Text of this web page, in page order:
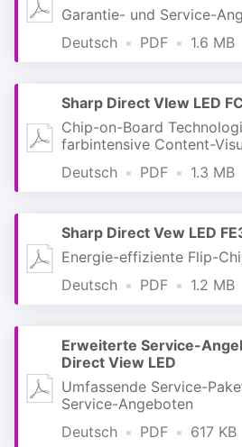
Garantie- und Service-
Deutsch
PDF 1.6 MB
Sharp Direct VIew LED
Chip-on-Board
farbintensive Content-
Deutsch
PDF 1.3 MB
Sharp Direct Vew LED
Energie-effiziente Flip-
Deutsch
PDF 1.2 MB
Erweiterte Service-
Direct View LED
Umfassende Service-
Service-Angeboten
Deutsch
PDF 617 KB